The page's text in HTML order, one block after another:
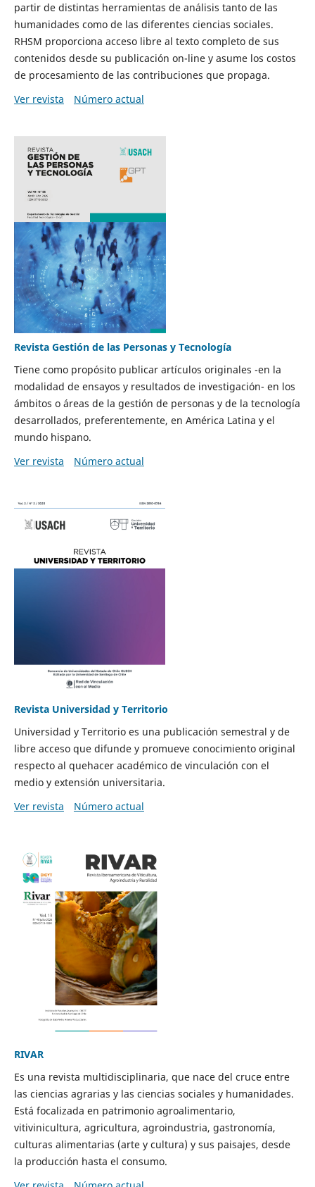
partir de distintas herramientas de análisis tanto de las
humanidades como de las diferentes ciencias sociales.
RHSM proporciona acceso libre al texto completo de sus
contenidos desde su publicación on-line y asume los costos
de procesamiento de las contribuciones que propaga.
Ver revista
Número actual
Revista Gestión de las Personas y Tecnología
Tiene como propósito publicar artículos originales -en la
modalidad de ensayos y resultados de investigación- en los
ámbitos o áreas de la gestión de personas y de la tecnología
desarrollados, preferentemente, en América Latina y el
mundo hispano.
Ver revista
Número actual
Revista Universidad y Territorio
Universidad y Territorio es una publicación semestral y de
libre acceso que difunde y promueve conocimiento original
respecto al quehacer académico de vinculación con el
medio y extensión universitaria.
Ver revista
Número actual
RIVAR
Es una revista multidisciplinaria, que nace del cruce entre
las ciencias agrarias y las ciencias sociales y humanidades.
Está focalizada en patrimonio agroalimentario,
vitivinicultura, agricultura, agroindustria, gastronomía,
culturas alimentarias (arte y cultura) y sus paisajes, desde
la producción hasta el consumo.